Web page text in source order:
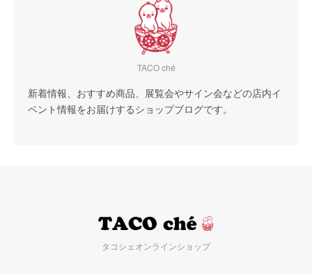
TACO ché
新着情報、おすすめ商品、展覧会やサイン会などの店内イ
ベント情報をお届けするショップブログです。
タコシェオンラインショップ